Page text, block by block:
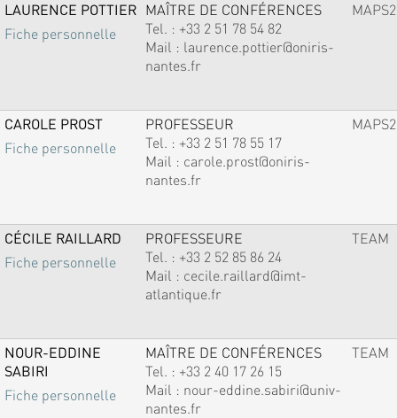
LAURENCE POTTIER
Fiche personnelle
MAÎTRE DE CONFÉRENCES
Tel. : +33 2 51 78 54 82
Mail : laurence.pottier@oniris-
nantes.fr
MAPS2
CAROLE PROST
Fiche personnelle
PROFESSEUR
Tel. : +33 2 51 78 55 17
Mail : carole.prost@oniris-
nantes.fr
MAPS2
CÉCILE RAILLARD
Fiche personnelle
PROFESSEURE
Tel. : +33 2 52 85 86 24
Mail : cecile.raillard@imt-
atlantique.fr
TEAM
NOUR-EDDINE
SABIRI
Fiche personnelle
MAÎTRE DE CONFÉRENCES
Tel. : +33 2 40 17 26 15
Mail : nour-eddine.sabiri@univ-
nantes.fr
TEAM